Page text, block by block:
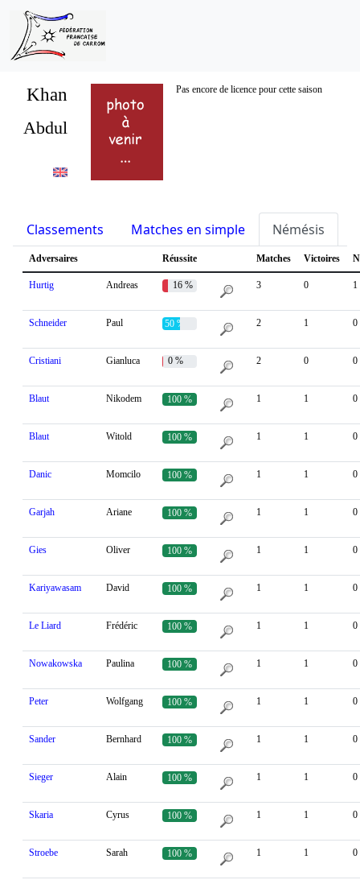
Khan Pas encore de licence pour cette saison
Abdul
Classements Matches en simple Némésis
Adversaires Réussite Matches Victoires
Hurtig Andreas 16 % 3 0 1
Schneider Paul 50 % 2 1 0
Cristiani Gianluca 0 % 2 0 0
Blaut Nikodem 100 % 1 1 0
Blaut Witold 100 % 1 1 0
Danic Momcilo 100 % 1 1 0
Garjah Ariane 100 % 1 1 0
Gies Oliver 100 % 1 1 0
Kariyawasam David 100 % 1 1 0
Le Liard Frédéric 100 % 1 1 0
Nowakowska Paulina 100 % 1 1 0
Peter Wolfgang 100 % 1 1 0
Sander Bernhard 100 % 1 1 0
Sieger Alain 100 % 1 1 0
Skaria Cyrus 100 % 1 1 0
Stroebe Sarah 100 % 1 1 0